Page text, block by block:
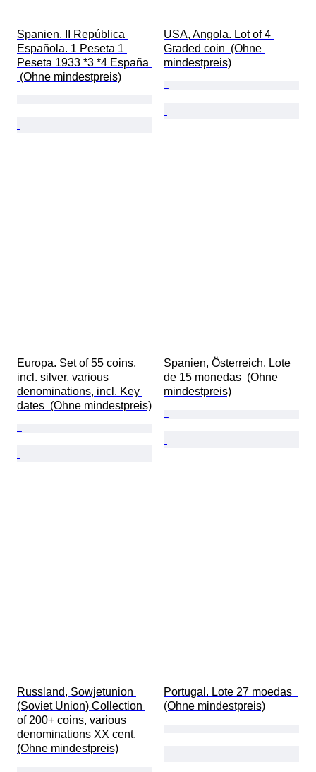
Spanien. II República
Española. 1 Peseta 1
Peseta 1933 *3 *4 España
(Ohne mindestpreis)
USA, Angola. Lot of 4
Graded coin  (Ohne
mindestpreis)
Europa. Set of 55 coins,
incl. silver, various
denominations, incl. Key
dates  (Ohne mindestpreis)
Spanien, Österreich. Lote
de 15 monedas  (Ohne
mindestpreis)
Russland, Sowjetunion
(Soviet Union) Collection
of 200+ coins, various
denominations XX cent.
(Ohne mindestpreis)
Portugal. Lote 27 moedas
(Ohne mindestpreis)